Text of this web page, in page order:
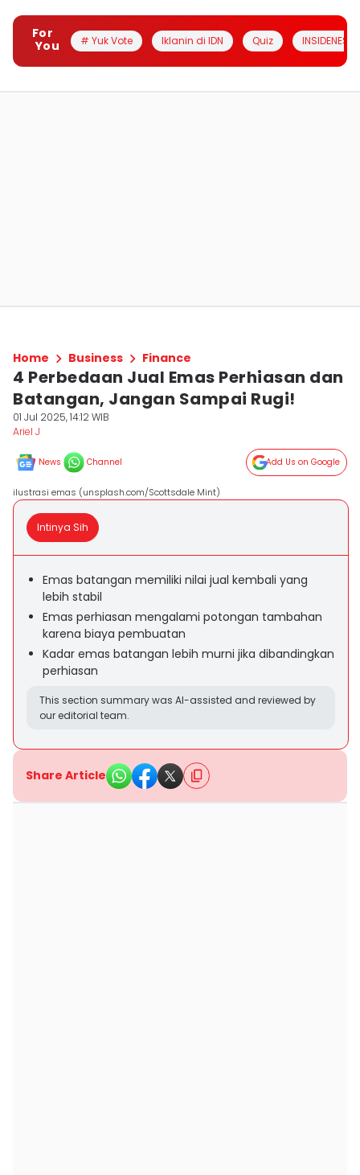
For
You
# Yuk Vote Iklanin di IDN Quiz INSIDENESIA
Home Business Finance
4 Perbedaan Jual Emas Perhiasan dan
Batangan, Jangan Sampai Rugi!
01 Jul 2025, 14:12 WIB
Ariel J
News Channel Add Us on Google
ilustrasi emas (unsplash.com/Scottsdale Mint)
Intinya Sih
Emas batangan memiliki nilai jual kembali yang
lebih stabil
Emas perhiasan mengalami potongan tambahan
karena biaya pembuatan
Kadar emas batangan lebih murni jika dibandingkan
perhiasan
This section summary was AI-assisted and reviewed by
our editorial team.
Share Article